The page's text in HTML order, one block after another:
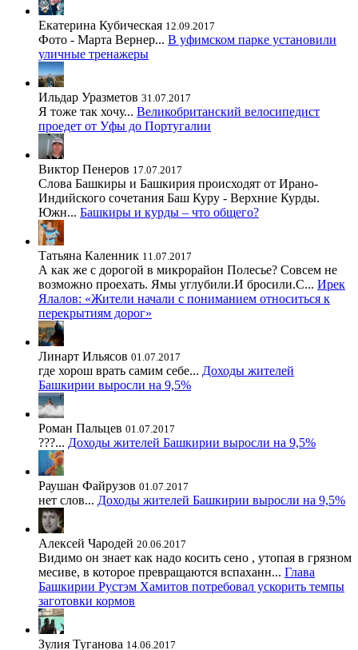
Екатерина Кубическая 12.09.2017
Фото - Марта Вернер... В уфимском парке установили
уличные тренажеры
Ильдар Уразметов 31.07.2017
Я тоже так хочу... Великобританский велосипедист
проедет от Уфы до Португалии
Виктор Пенеров 17.07.2017
Слова Башкиры и Башкирия происходят от Ирано-
Индийского сочетания Баш Куру - Верхние Курды.
Южн... Башкиры и курды – что общего?
Татьяна Каленник 11.07.2017
А как же с дорогой в микрорайон Полесье? Совсем не
возможно проехать. Ямы углубили.И бросили.С... Ирек
Ялалов: «Жители начали с пониманием относиться к
перекрытиям дорог»
Линарт Ильясов 01.07.2017
где хорош врать самим себе... Доходы жителей
Башкирии выросли на 9,5%
Роман Пальцев 01.07.2017
???... Доходы жителей Башкирии выросли на 9,5%
Раушан Файрузов 01.07.2017
нет слов... Доходы жителей Башкирии выросли на 9,5%
Алексей Чародей 20.06.2017
Видимо он знает как надо косить сено , утопая в грязном
месиве, в которое превращаются вспаханн... Глава
Башкирии Рустэм Хамитов потребовал ускорить темпы
заготовки кормов
Зулия Туганова 14.06.2017